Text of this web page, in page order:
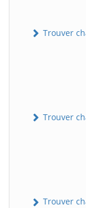
Trouver
Trouver
Trouver